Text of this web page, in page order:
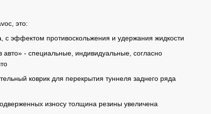
это:
с эффектом противоскольжения и удержания жидкости
авто» - специальные, индивидуальные, согласно
коврик для перекрытия туннеля заднего ряда
износу толщина резины увеличена